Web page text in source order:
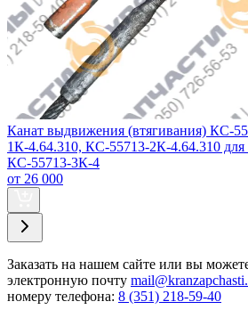
Канат выдвижения (втягивания) КС-
1К-4.64.310, КС-55713-2К-4.64.310
КС-55713-3К-4
от 26 000
Заказать на нашем сайте или вы
электронную почту
номеру телефона: 8 (351) 218-59-40